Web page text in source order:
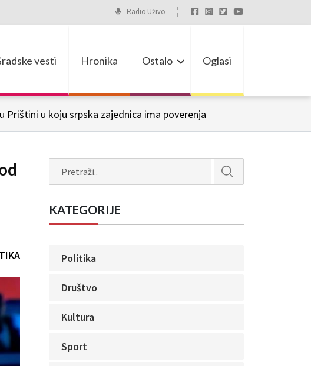
Radio Uživo
vesti Hronika Ostalo Oglasi
Prištini u koju srpska zajednica ima poverenja
KATEGORIJE
Politika
Društvo
Kultura
Sport